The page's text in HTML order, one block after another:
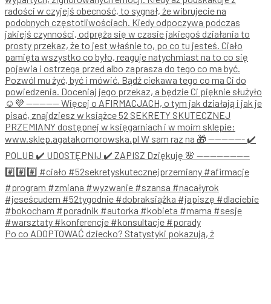
Po co ADOPTOWAĆ dziecko? Statystyki pokazują, ż